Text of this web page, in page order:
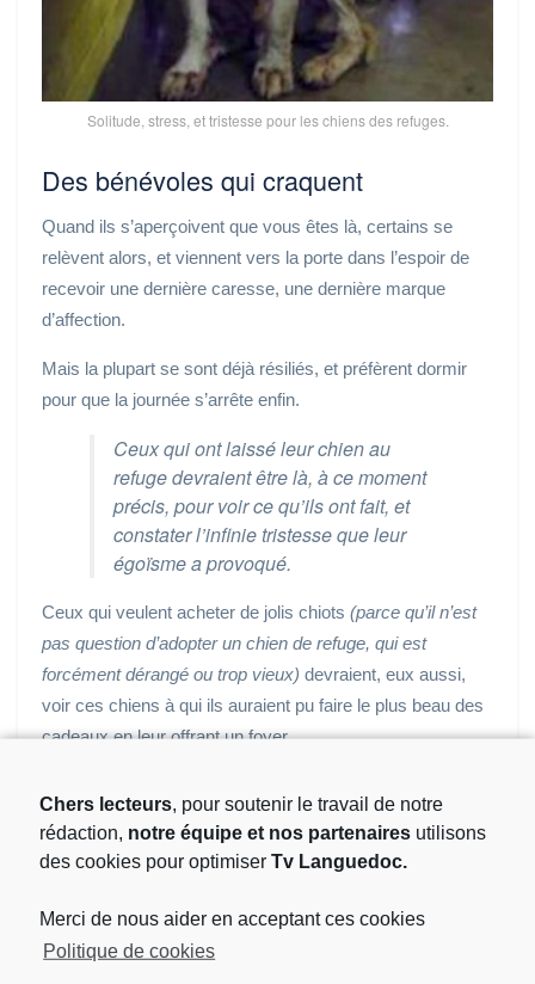
Chers lecteurs , pour soutenir le travail de notre
rédaction, notre équipe et nos partenaires utilisons
des cookies pour optimiser Tv Languedoc.
Merci de nous aider en acceptant ces cookies
Politique de cookies
Solitude, stress, et tristesse pour les chiens des refuges.
Des bénévoles qui craquent
Quand ils s’aperçoivent que vous êtes là, certains se
relèvent alors, et viennent vers la porte dans l’espoir de
recevoir une dernière caresse, une dernière marque
d’affection.
Mais la plupart se sont déjà résiliés, et préfèrent dormir
pour que la journée s’arrête enfin.
Ceux qui ont laissé leur chien au
refuge devraient être là, à ce moment
précis, pour voir ce qu’ils ont fait, et
constater l’infinie tristesse que leur
égoïsme a provoqué.
Ceux qui veulent acheter de jolis chiots (parce qu’il n’est
pas question d’adopter un chien de refuge, qui est
forcément dérangé ou trop vieux) devraient, eux aussi,
voir ces chiens à qui ils auraient pu faire le plus beau des
cadeaux en leur offrant un foyer.
Étiquettes : Animaux Brèves Planète
Article précédent